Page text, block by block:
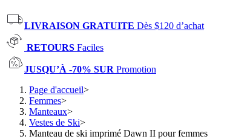
LIVRAISON GRATUITE Dès $120 d’achat
RETOURS Faciles
JUSQU’À -70% SUR Promotion
Page d'accueil>
Femmes>
Manteaux>
Vestes de Ski>
Manteau de ski imprimé Dawn II pour femmes